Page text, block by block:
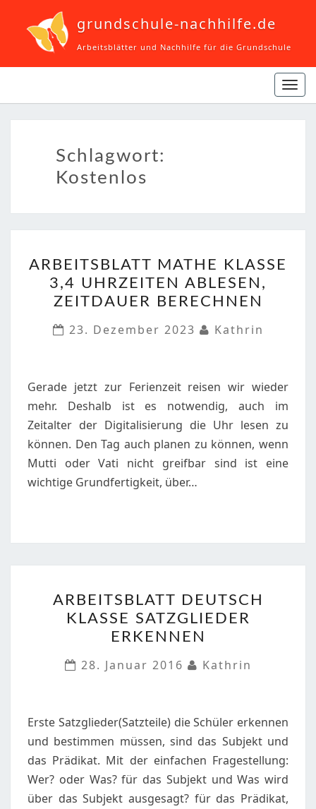
grundschule-nachhilfe.de
Arbeitsblätter und Nachhilfe für die Grundschule
ein-/
Schlagwort:
Kostenlos
MATHE
KLASSE
3,4
UHRZEITEN
BERECHNEN
ARBEITSBLATT MATHE KLASSE
3,4 UHRZEITEN ABLESEN,
ZEITDAUER BERECHNEN
23. Dezember 2023
Kathrin
Gerade jetzt zur Ferienzeit reisen wir wieder
mehr. Deshalb ist es notwendig, auch im
Zeitalter der Digitalisierung die Uhr lesen zu
können. Den Tag auch planen zu können, wenn
Mutti oder Vati nicht greifbar sind ist eine
wichtige Grundfertigkeit, über…
DEUTSCH
KLASSE
SATZGLIEDER
ERKENNEN
ARBEITSBLATT DEUTSCH
KLASSE SATZGLIEDER
ERKENNEN
28. Januar 2016
Kathrin
Erste Satzglieder(Satzteile) die Schüler erkennen
und bestimmen müssen, sind das Subjekt und
das Prädikat. Mit der einfachen Fragestellung:
Wer? oder Was? für das Subjekt und Was wird
über das Subjekt ausgesagt? für das Prädikat,